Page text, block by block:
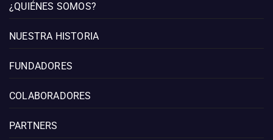
¿QUIÉNES SOMOS?
NUESTRA HISTORIA
FUNDADORES
COLABORADORES
PARTNERS